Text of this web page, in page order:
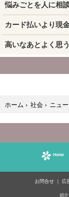
ホーム › 社会 › ニュー
Home
お問合せ 広
紹